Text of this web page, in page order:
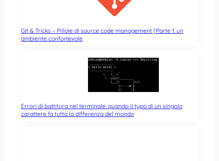
Git & Tricks – Pillole di source code management | Parte 1: un
ambiente confortevole
Errori di battitura nel terminale: quando il typo di un singolo
carattere fa tutta la differenza del mondo